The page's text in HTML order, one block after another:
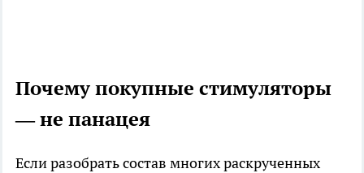
Почему покупные стимуляторы
— не панацея
Если разобрать состав многих раскрученных